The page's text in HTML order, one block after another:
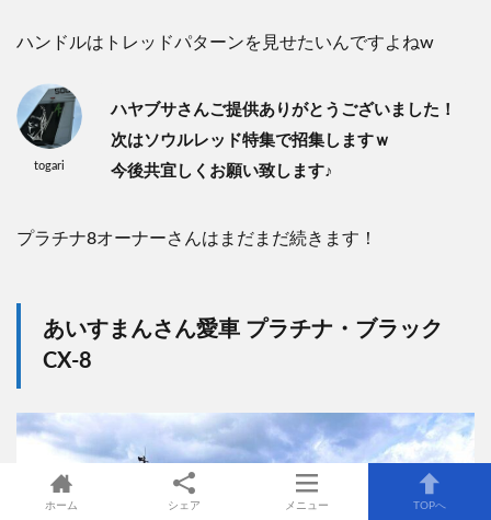
ハンドルはトレッドパターンを見せたいんですよねw
togari
ハヤブサさんご提供ありがとうございました！
次はソウルレッド特集で招集しますｗ
今後共宜しくお願い致します♪
プラチナ8オーナーさんはまだまだ続きます！
あいすまんさん愛車 プラチナ・ブラック
CX-8
ホーム シェア メニュー TOPへ